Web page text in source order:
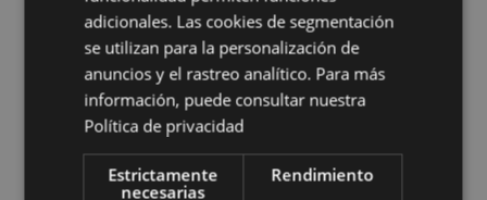
Características del Producto
Información
Longitud 10cm
5055071564987
96
0.097000
adicionales. Las cookies de segmentación
se utilizan para la personalización de
anuncios y el rastreo analítico. Para más
información, puede consultar nuestra
Política de privacidad
Estrictamente
necesarias
Rendimiento